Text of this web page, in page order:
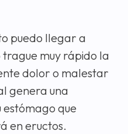
puedo llegar a
muy rápido la
dolor o malestar
genera una
estómago que
en eructos.